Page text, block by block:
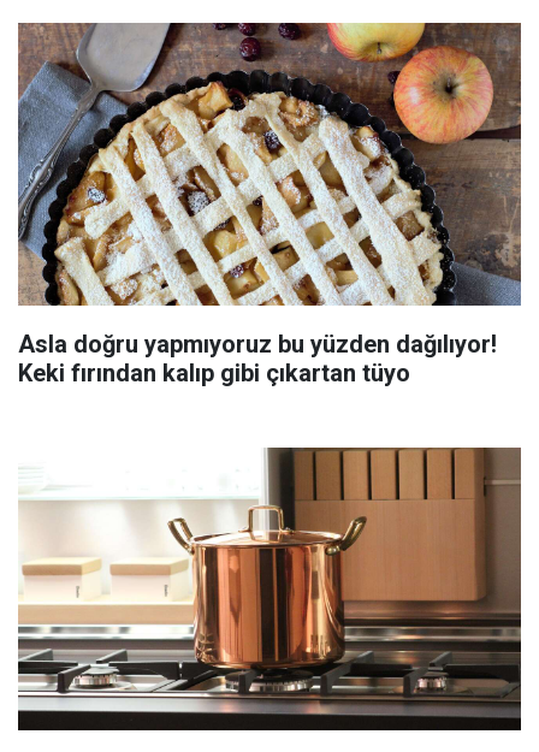
Asla doğru yapmıyoruz bu yüzden dağılıyor!
Keki fırından kalıp gibi çıkartan tüyo